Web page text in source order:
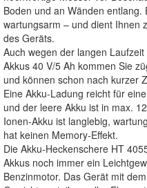
Boden und an Wänden
wartungsarm – und dient Ihnen
des Geräts.
Auch wegen der langen
Akkus 40 V/5 Ah kommen Sie
und können schon nach kurzer
Eine Akku-Ladung reicht für
und der leere Akku ist in max.
Ionen-Akku ist langlebig,
hat keinen Memory-Effekt.
Die Akku-Heckenschere HT
Akkus noch immer ein
Benzinmotor. Das Gerät mit